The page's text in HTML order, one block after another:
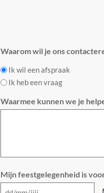
Waarom wil je ons
Ik wil een afspraak
Ik heb een vraag
Waarmee kunnen we je
Mijn feestgelegenheid is